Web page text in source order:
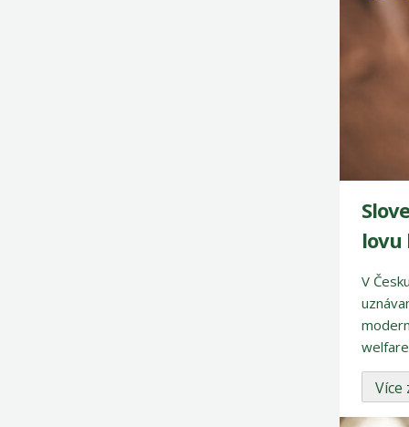
lovu
V
Více